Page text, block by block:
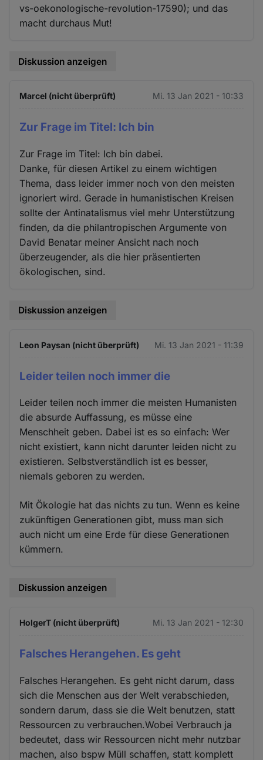
vs-oekonologische-revolution-17590); und das
macht durchaus Mut!
Diskussion anzeigen
Marcel (nicht überprüft) Mi. 13 Jan 2021 - 10:33
Zur Frage im Titel: Ich bin
Zur Frage im Titel: Ich bin dabei.
Danke, für diesen Artikel zu einem wichtigen
Thema, dass leider immer noch von den meisten
ignoriert wird. Gerade in humanistischen Kreisen
sollte der Antinatalismus viel mehr Unterstützung
finden, da die philantropischen Argumente von
David Benatar meiner Ansicht nach noch
überzeugender, als die hier präsentierten
ökologischen, sind.
Diskussion anzeigen
Leon Paysan (nicht überprüft) Mi. 13 Jan 2021 - 11:39
Leider teilen noch immer die
Leider teilen noch immer die meisten Humanisten
die absurde Auffassung, es müsse eine
Menschheit geben. Dabei ist es so einfach: Wer
nicht existiert, kann nicht darunter leiden nicht zu
existieren. Selbstverständlich ist es besser,
niemals geboren zu werden.
Mit Ökologie hat das nichts zu tun. Wenn es keine
zukünftigen Generationen gibt, muss man sich
auch nicht um eine Erde für diese Generationen
kümmern.
Diskussion anzeigen
HolgerT (nicht überprüft) Mi. 13 Jan 2021 - 12:30
Falsches Herangehen. Es geht
Falsches Herangehen. Es geht nicht darum, dass
sich die Menschen aus der Welt verabschieden,
sondern darum, dass sie die Welt benutzen, statt
Ressourcen zu verbrauchen.Wobei Verbrauch ja
bedeutet, dass wir Ressourcen nicht mehr nutzbar
machen, also bspw Müll schaffen, statt komplett